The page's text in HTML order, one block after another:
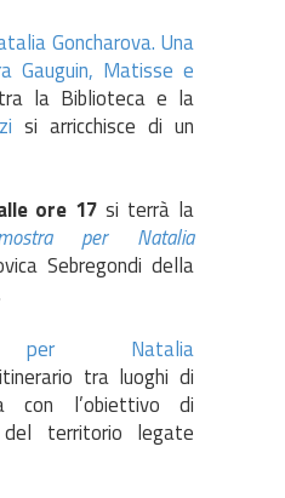
Goncharova. Una
Gauguin, Matisse e
la Biblioteca e la
si arricchisce di un
ore 17si terrà la
per Natalia
Sebregondi della
per Natalia
tra luoghi di
con l’obiettivo di
territorio legate